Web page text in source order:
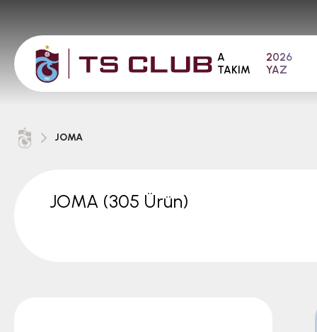
A
TAKIM
2026
YAZ
JOMA
JOMA (305 Ürün)